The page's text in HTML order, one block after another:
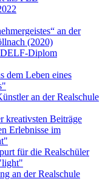
an der
(2020)
DELF-Diplom
dem Leben eines
an der Realschule
kreativsten Beiträge
Erlebnisse im
für die Realschüler
an der Realschule